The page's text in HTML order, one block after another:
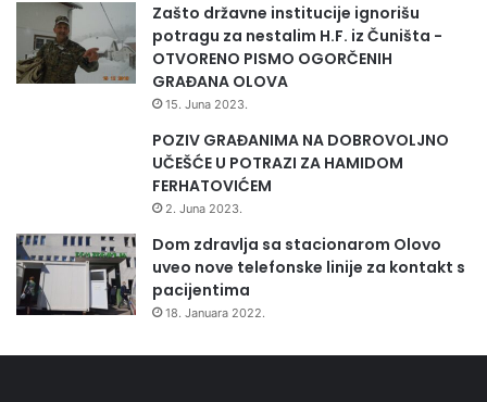
Zašto državne institucije ignorišu
potragu za nestalim H.F. iz Čuništa -
OTVORENO PISMO OGORČENIH
GRAĐANA OLOVA
15. Juna 2023.
POZIV GRAĐANIMA NA DOBROVOLJNO
UČEŠĆE U POTRAZI ZA HAMIDOM
FERHATOVIĆEM
2. Juna 2023.
Dom zdravlja sa stacionarom Olovo
uveo nove telefonske linije za kontakt s
pacijentima
18. Januara 2022.